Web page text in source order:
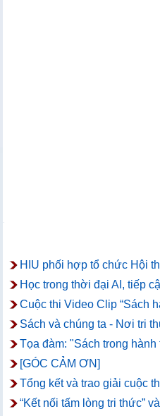
HIU phối hợp tổ chức Hội
Học trong thời đại AI, tiếp
Cuộc thi Video Clip “Sách
Sách và chúng ta - Nơi tri
Tọa đàm: "Sách trong
[GÓC CẢM ƠN]
Tổng kết và trao giải cuộc
“Kết nối tấm lòng tri thức”